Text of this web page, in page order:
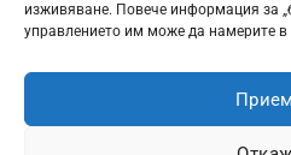
изживяване. Повече информация за
управлението им може да намерите в
Всички цени са с